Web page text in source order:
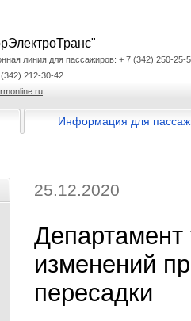
линия для пассажиров: + 7 (342) 250-25-
212-30-42
Информация для
25.12.2020
Департамент
изменений
пересадки